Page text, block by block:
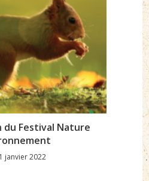
du Festival Nature
janvier 2022